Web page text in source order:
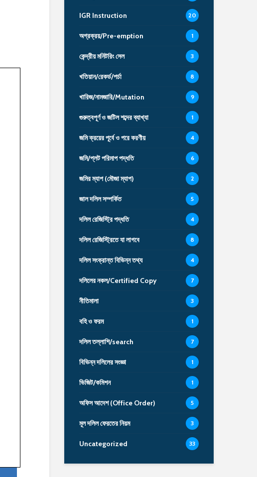
IGR Instruction 20
অগ্রক্রয়/Pre-emption 1
কেন্দ্রীয় মনিটরিং সেল 3
খতিয়ান/রেকর্ড/পর্চা 8
খারিজ/নামজারি/Mutation 9
গুরুত্বপূর্ণ ও জটিল শব্দের ব্যাখ্যা 1
জমি ক্রয়ের পূর্বে ও পরে করণীয় 4
জমি/প্লট পরিমাপ পদ্ধতি 6
জমির ম্যাপ (মৌজা ম্যাপ) 2
জাল দলিল সম্পর্কিত 5
দলিল রেজিস্ট্রি পদ্ধতি 4
দলিল রেজিস্ট্রিতে যা লাগবে 8
দলিল সংক্রান্ত বিভিন্ন তথ্য 4
দলিলের নকল/Certified Copy 7
নীতিমালা 3
বহি ও ফরম 1
দলিল তল্লাশি/search 7
বিভিন্ন দলিলের সংজ্ঞা 1
ভিজিট/কমিশন 1
অফিস আদেশ (Office Order) 5
মূল দলিল ফেরতের নিয়ম 3
Uncategorized 33